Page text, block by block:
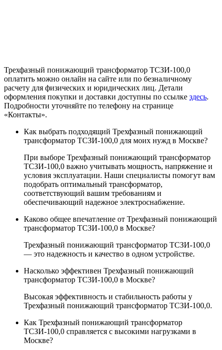
Трехфазный понижающий трансформатор ТСЗИ-100,0
оплатить можно онлайн на сайте или по безналичному
расчету для физических и юридических лиц. Детали
оформления покупки и доставки доступны по ссылке здесь.
Подробности уточняйте по телефону на странице
«Контакты».
Как выбрать подходящий Трехфазный понижающий
трансформатор ТСЗИ-100,0 для моих нужд в Москве?
При выборе Трехфазный понижающий трансформатор
ТСЗИ-100,0 важно учитывать мощность, напряжение и
условия эксплуатации. Наши специалисты помогут вам
подобрать оптимальный трансформатор,
соответствующий вашим требованиям и
обеспечивающий надежное электроснабжение.
Каково общее впечатление от Трехфазный понижающий
трансформатор ТСЗИ-100,0 в Москве?
Трехфазный понижающий трансформатор ТСЗИ-100,0
— это надежность и качество в одном устройстве.
Насколько эффективен Трехфазный понижающий
трансформатор ТСЗИ-100,0 в Москве?
Высокая эффективность и стабильность работы у
Трехфазный понижающий трансформатор ТСЗИ-100,0.
Как Трехфазный понижающий трансформатор
ТСЗИ-100,0 справляется с высокими нагрузками в
Москве?